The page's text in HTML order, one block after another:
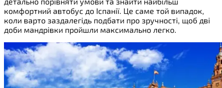
комфортний автобус до Іспанії. Це саме той випадок,
коли варто заздалегідь подбати про зручності, щоб дві
доби мандрівки пройшли максимально легко.